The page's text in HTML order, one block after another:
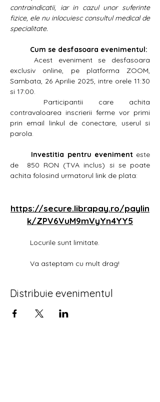
contraindicatii, iar in cazul unor suferinte
fizice, ele nu inlocuiesc consultul medical de
specialitate.
	Cum se desfasoara evenimentul:
exclusiv online, pe platforma ZOOM,
Sambata, 26 Aprilie 2025, intre orele 11:30
si 17:00.
contravaloarea inscrierii ferme vor primi
prin email linkul de conectare, userul si
parola.
	Investitia pentru eveniment
este
de  850 RON (TVA inclus) si se poate
achita folosind urmatorul link de plata:
https://secure.librapay.ro/paylin
k/ZPV6VuM9mVyYn4YY5
	Locurile sunt limitate.
	Va asteptam cu mult drag!
Distribuie evenimentul